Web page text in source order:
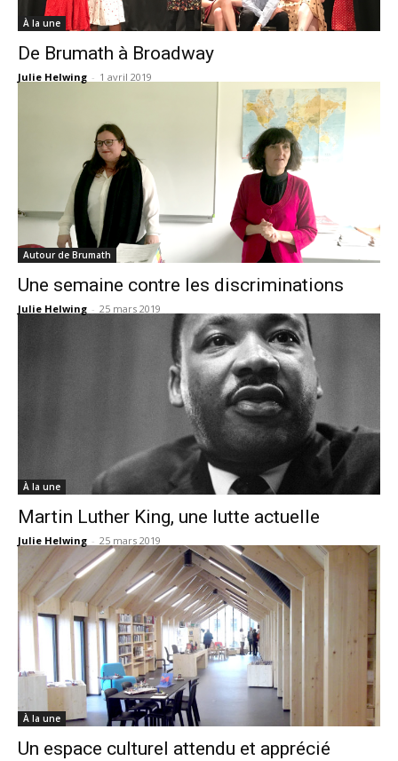
À la une
De Brumath à Broadway
Julie Helwing - 1 avril 2019
Autour de Brumath
Une semaine contre les discriminations
Julie Helwing - 25 mars 2019
À la une
Martin Luther King, une lutte actuelle
Julie Helwing - 25 mars 2019
À la une
Un espace culturel attendu et apprécié